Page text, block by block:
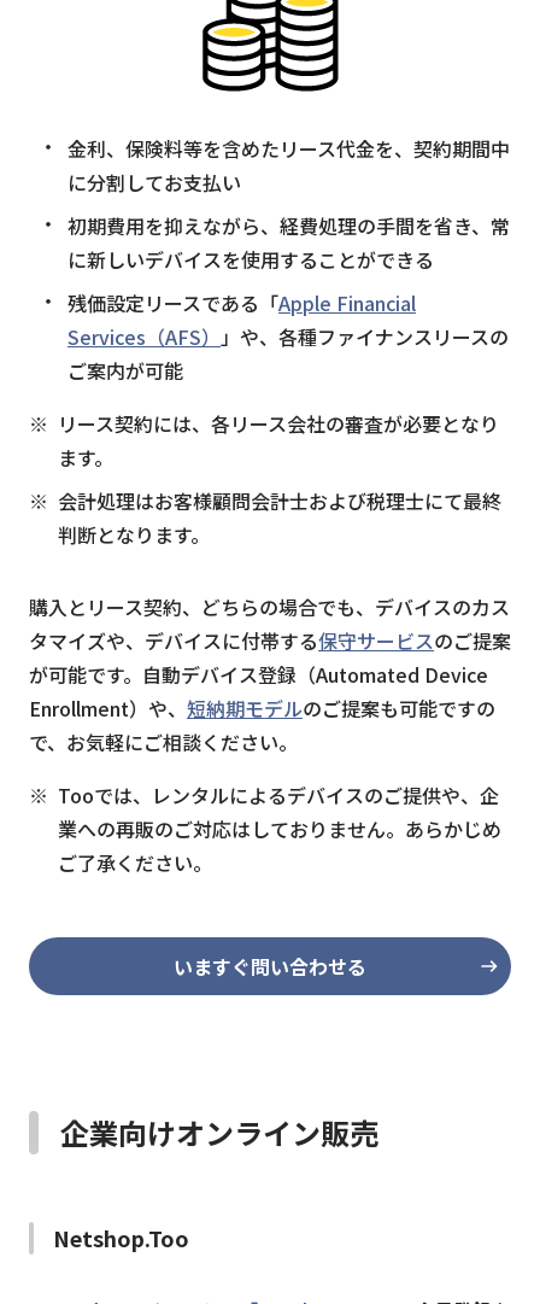
金利、保険料等を含めたリース代金を、契約期間中
に分割してお支払い
初期費用を抑えながら、経費処理の手間を省き、常
に新しいデバイスを使用することができる
残価設定リースである「Apple Financial
Services（AFS） 」や、各種ファイナンスリースの
ご案内が可能
リース契約には、各リース会社の審査が必要となり
ます。
会計処理はお客様顧問会計士および税理士にて最終
判断となります。
購入とリース契約、どちらの場合でも、デバイスのカス
タマイズや、デバイスに付帯する保守サービスのご提案
が可能です。自動デバイス登録（Automated Device
Enrollment）や、 短納期モデルのご提案も可能ですの
で、お気軽にご相談ください。
Tooでは、レンタルによるデバイスのご提供や、企
業への再販のご対応はしておりません。あらかじめ
ご了承ください。
いますぐ問い合わせる
企業向けオンライン販売
Netshop.Too